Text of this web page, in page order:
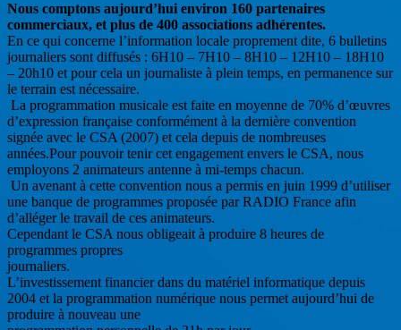
Nous comptons aujourd’hui environ 160 partenaires
commerciaux, et plus de 400 associations adhérentes.
En ce qui concerne l’information locale proprement dite, 6 bulletins
journaliers sont diffusés : 6H10 – 7H10 – 8H10 – 12H10 – 18H10
– 20h10 et pour cela un journaliste à plein temps, en permanence sur
le terrain est nécessaire.
La programmation musicale est faite en moyenne de 70% d’œuvres
d’expression française conformément à la dernière convention
signée avec le CSA (2007) et cela depuis de nombreuses
années.Pour pouvoir tenir cet engagement envers le CSA, nous
employons 2 animateurs antenne à mi-temps chacun.
Un avenant à cette convention nous a permis en juin 1999 d’utiliser
une banque de programmes proposée par RADIO France afin
d’alléger le travail de ces animateurs.
Cependant le CSA nous obligeait à produire 8 heures de
programmes propres
journaliers.
L’investissement financier dans du matériel informatique depuis
2004 et la programmation numérique nous permet aujourd’hui de
produire à nouveau une